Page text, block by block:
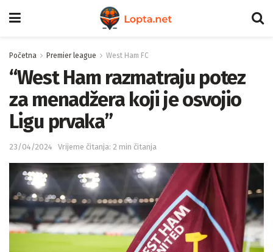
Početna Premier league West Ham FC
“West Ham razmatraju potez
za menadžera koji je osvojio
Ligu prvaka”
23/04/2024 Vrijeme čitanja: 2 min čitanja